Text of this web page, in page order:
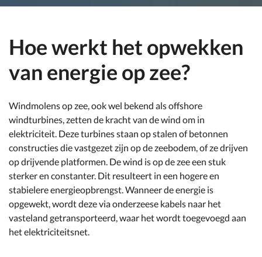
Hoe werkt het opwekken
van energie op zee?
Windmolens op zee, ook wel bekend als offshore
windturbines, zetten de kracht van de wind om in
elektriciteit. Deze turbines staan op stalen of betonnen
constructies die vastgezet zijn op de zeebodem, of ze drijven
op drijvende platformen. De wind is op de zee een stuk
sterker en constanter. Dit resulteert in een hogere en
stabielere energieopbrengst. Wanneer de energie is
opgewekt, wordt deze via onderzeese kabels naar het
vasteland getransporteerd, waar het wordt toegevoegd aan
het elektriciteitsnet.